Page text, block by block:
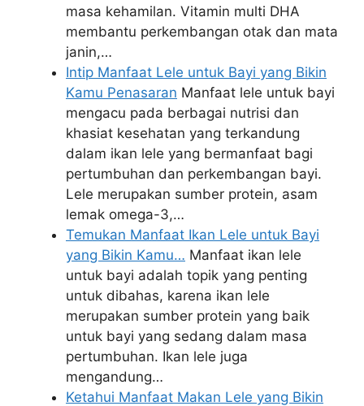
masa kehamilan. Vitamin multi DHA
membantu perkembangan otak dan mata
janin,…
Intip Manfaat Lele untuk Bayi yang Bikin
Kamu Penasaran Manfaat lele untuk bayi
mengacu pada berbagai nutrisi dan
khasiat kesehatan yang terkandung
dalam ikan lele yang bermanfaat bagi
pertumbuhan dan perkembangan bayi.
Lele merupakan sumber protein, asam
lemak omega-3,…
Temukan Manfaat Ikan Lele untuk Bayi
yang Bikin Kamu… Manfaat ikan lele
untuk bayi adalah topik yang penting
untuk dibahas, karena ikan lele
merupakan sumber protein yang baik
untuk bayi yang sedang dalam masa
pertumbuhan. Ikan lele juga
mengandung…
Ketahui Manfaat Makan Lele yang Bikin